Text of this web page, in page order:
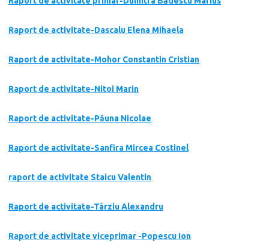
Raport de activitate-Dascalu Elena Mihaela
Raport de activitate-Mohor Constantin Cristian
Raport de activitate-Nitoi Marin
Raport de activitate-Păuna Nicolae
Raport de activitate-Sanfira Mircea Costinel
raport de activitate Staicu Valentin
Raport de activitate-Târziu Alexandru
Raport de activitate viceprimar -Popescu Ion